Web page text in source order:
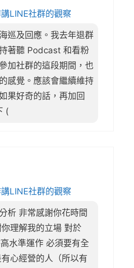
LINE社群的觀察
巡及回應。我去年退群
著聽 Podcast 和看粉
加社群的這段期間，也
感覺。應該會繼續維持
果好奇的話，再加回
(
LINE社群的觀察
析 非常感謝你花時間
理解我的立場 對於
水準運作 必須要有全
心經營的人（所以有